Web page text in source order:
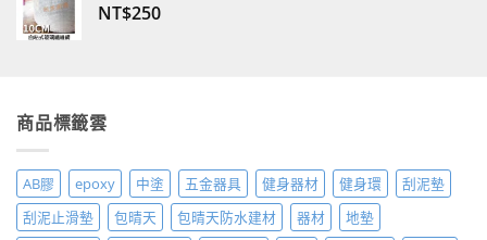
NT$250
商品標籤雲
AB膠 epoxy 中塗 五金器具 健身器材 健身環
刮泥墊
刮泥止滑墊
包晴天 包晴天防水建材 器材
地墊